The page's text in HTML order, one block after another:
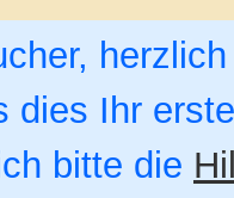
dies Ihr
bitte die